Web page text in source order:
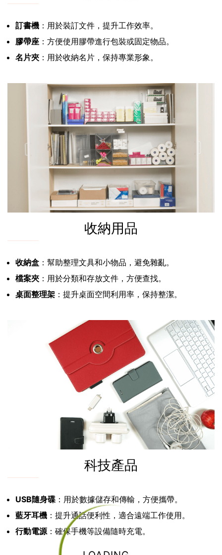
訂書機 ：用於裝訂文件，提升工作效率。
膠帶座 ：方便使用膠帶進行包裝或固定物品。
名片夾 ：用於收納名片，保持專業形象。
收納用品
收納盒 ：幫助整理文具和小物品，避免雜亂。
檔案夾 ：用於分類和存放文件，方便查找。
桌面整理架 ：提升桌面空間利用率，保持整潔。
科技產品
USB隨身碟 ：用於數據儲存和傳輸，方便攜帶。
藍牙耳機 ：提升通話便利性，適合遠端工作使用。
行動電源：確保手機等設備隨時充電。